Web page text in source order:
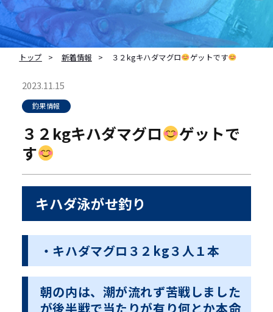
トップ 新着情報 ３２kgキハダマグロ ゲットです
2023.11.15
釣果情報
３２kgキハダマグロ
ゲットで
す
キハダ泳がせ釣り
・キハダマグロ３２kg３人１本
朝の内は、潮が流れず苦戦しました
が後半戦で当たりが有り何とか本命